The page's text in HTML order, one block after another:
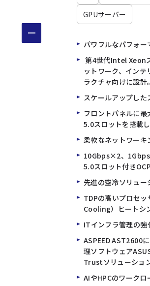
GPUサーバー
パワフルなパフォー
第4世代Intel Xeon
ットワーク、イン
ラクチャ向けに設計。
スケールアップし
フロントパネルに
5.0スロットを搭載
柔軟なネットワーキ
10Gbps×2、
5.0スロット付き
先進の空冷ソリュー
TDPの高いプロセ
Cooling）ヒートシ
ITインフラ管理の強
ASPEED AST2600
理ソフトウェア
Trustソリューション
AIやHPCのワークロ